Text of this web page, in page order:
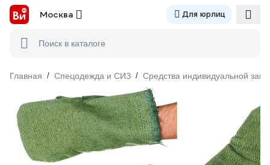
Москва Для юрлиц
Поиск в каталоге
Главная / Спецодежда и СИЗ / Средства индивидуальной